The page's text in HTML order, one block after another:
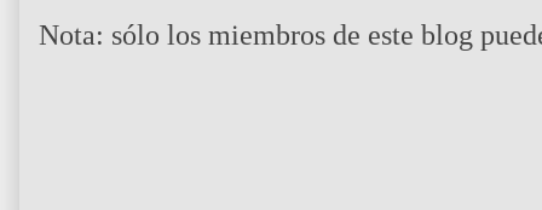
Nota: sólo los miembros de este blog